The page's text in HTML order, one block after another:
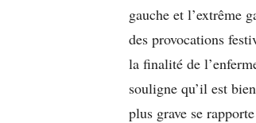
gauche et l’extrême
des provocations
la finalité de
souligne qu’il est
plus grave se